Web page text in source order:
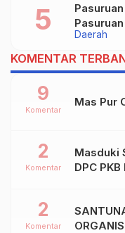
Daerah
Dalam
KOMENTAR
Mas Pur
9
Komentar
Masduki
DPC
2
Komentar
SANTUNAN
2
Komentar